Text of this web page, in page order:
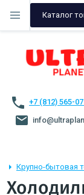
Каталог
+7 (812) 565-
Крупно-бытовая